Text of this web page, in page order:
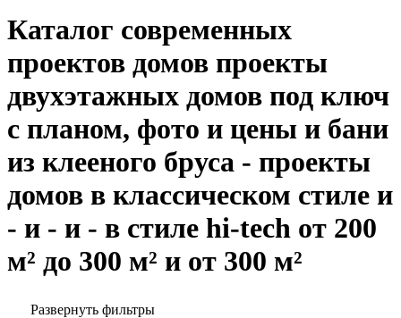
Каталог современных
проектов домов проекты
двухэтажных домов под ключ
с планом, фото и цены и бани
из клееного бруса - проекты
домов в классическом стиле и
- и - и - в стиле hi-tech от 200
м² до 300 м² и от 300 м²
Развернуть фильтры